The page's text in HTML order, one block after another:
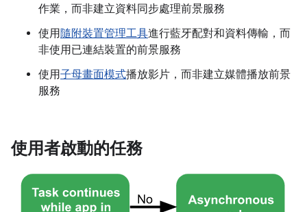
作業，而非建立資料同步處理前景服務
使用隨附裝置管理工具進行藍牙配對和資料傳輸，而
非使用已連結裝置的前景服務
使用子母畫面模式播放影片，而非建立媒體播放前景
服務
使用者啟動的任務